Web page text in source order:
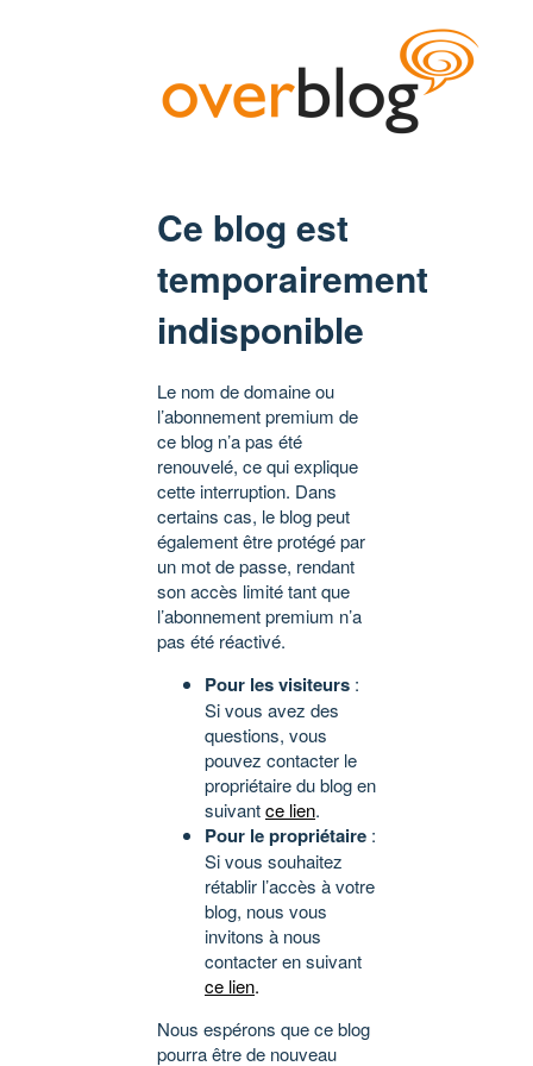
Ce blog est
temporairement
indisponible
Le nom de domaine ou
l’abonnement premium de
ce blog n’a pas été
renouvelé, ce qui explique
cette interruption. Dans
certains cas, le blog peut
également être protégé par
un mot de passe, rendant
son accès limité tant que
l’abonnement premium n’a
pas été réactivé.
Pour les visiteurs :
Si vous avez des
questions, vous
pouvez contacter le
propriétaire du blog en
suivantce lien.
Pour le propriétaire :
Si vous souhaitez
rétablir l’accès à votre
blog, nous vous
invitons à nous
contacter en suivant
ce lien.
Nous espérons que ce blog
pourra être de nouveau